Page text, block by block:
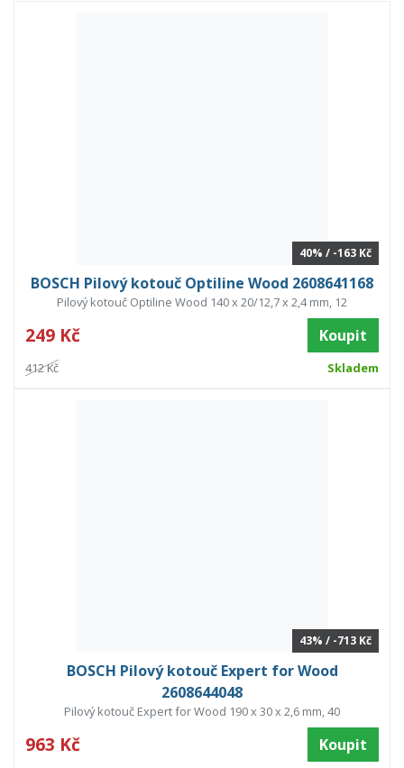
40% / -163 Kč
BOSCH Pilový kotouč Optiline Wood 2608641168
Pilový kotouč Optiline Wood 140 x 20/12,7 x 2,4 mm, 12
249 Kč Koupit
412 Kč Skladem
43% / -713 Kč
BOSCH Pilový kotouč Expert for Wood
2608644048
Pilový kotouč Expert for Wood 190 x 30 x 2,6 mm, 40
963 Kč Koupit